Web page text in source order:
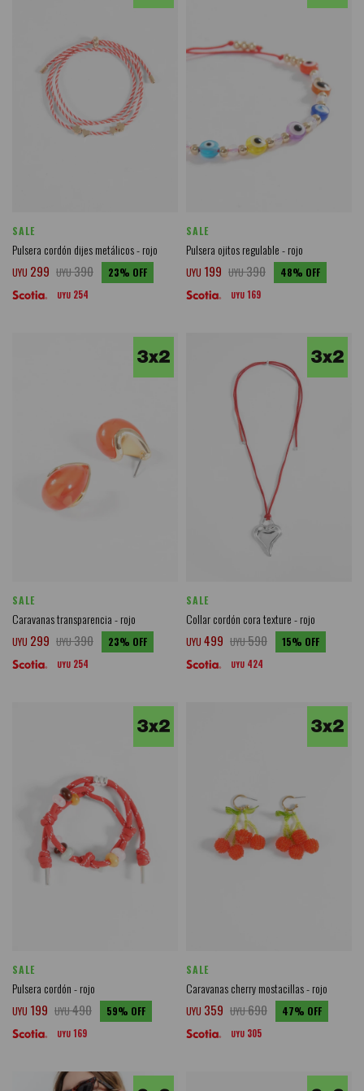
SALE
Pulsera cordón dijes metálicos - rojo
UYU 299 UYU390 23
UYU 254
SALE
Pulsera ojitos regulable - rojo
UYU 199 UYU390 48
UYU 169
SALE
Caravanas transparencia - rojo
UYU 299 UYU390 23
UYU 254
SALE
Collar cordón cora texture - rojo
UYU 499 UYU590 15
UYU 424
SALE
Pulsera cordón - rojo
UYU 199 UYU490 59
UYU 169
SALE
Caravanas cherry mostacillas - rojo
UYU 359 UYU690 47
UYU 305